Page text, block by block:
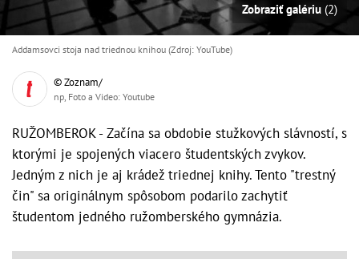
Zobraziť galériu (2)
Addamsovci stoja nad triednou knihou (Zdroj: YouTube)
© Zoznam/
np, Foto a Video: Youtube
RUŽOMBEROK - Začína sa obdobie stužkových slávností, s
ktorými je spojených viacero študentských zvykov.
Jedným z nich je aj krádež triednej knihy. Tento "trestný
čin" sa originálnym spôsobom podarilo zachytiť
študentom jedného ružomberského gymnázia.